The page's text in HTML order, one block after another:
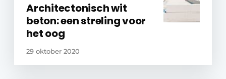
Architectonisch wit
beton: een streling voor
het oog
29 oktober 2020